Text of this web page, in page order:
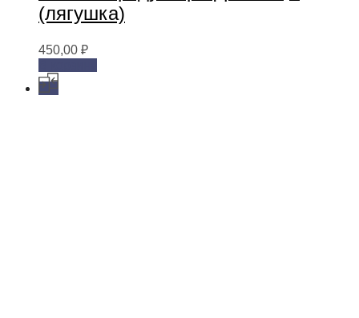
(лягушка)
450,00 ₽